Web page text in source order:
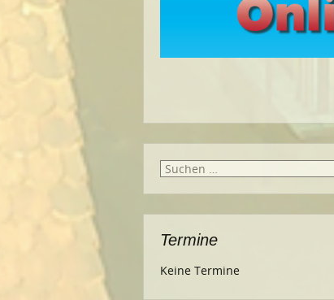
Suche
Termine
Keine Termine